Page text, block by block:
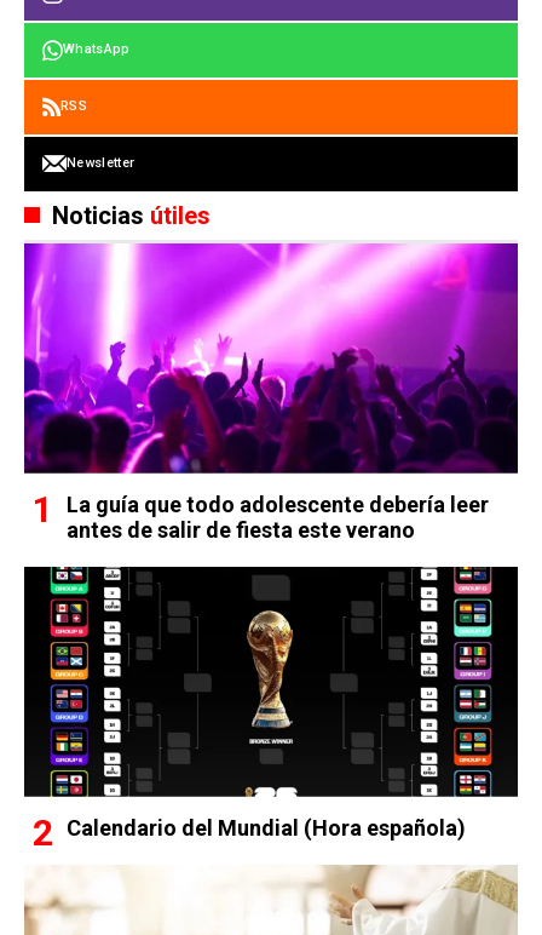
WhatsApp
RSS
Newsletter
Noticias útiles
La guía que todo adolescente debería leer
antes de salir de fiesta este verano
Calendario del Mundial (Hora española)